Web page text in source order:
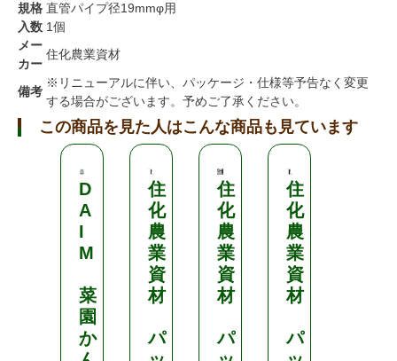
規格 直管パイプ径19mmφ用
入数 1個
メー
カー
住化農業資材
備考
※リニューアルに伴い、パッケージ・仕様等予告なく変更
する場合がございます。予めご了承ください。
この商品を見た人はこんな商品も見ています
D
A
I
M
菜
園
か
住
化
農
業
資
材
パ
住
化
農
業
資
材
パ
住
化
農
業
資
材
パ